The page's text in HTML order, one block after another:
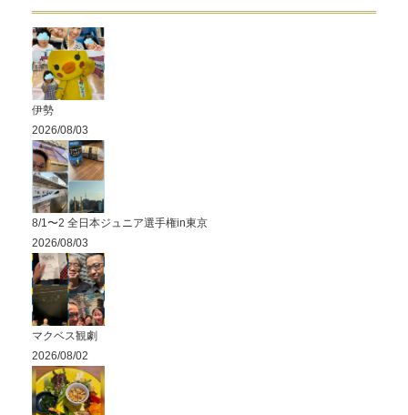
伊勢
2026/08/03
8/1〜2 全日本ジュニア選手権in東京
2026/08/03
マクベス観劇
2026/08/02